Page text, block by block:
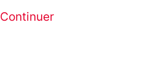
Continuer